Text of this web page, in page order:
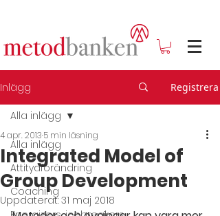
Inlägg Registrera
Alla inlägg
Attitydförändring
Coaching
Alla inlägg
Integrated Model of
Group Development
4 apr. 2013 5 min läsning
Uppdaterat: 31 maj 2018